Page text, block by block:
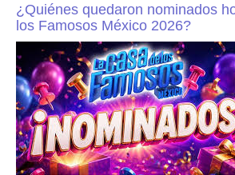
¿Quiénes quedaron nominados
los Famosos México 2026?